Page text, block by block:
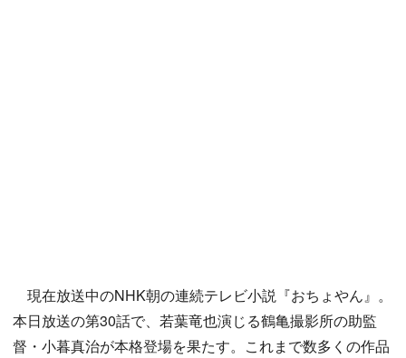
現在放送中のNHK朝の連続テレビ小説『おちょやん』。
本日放送の第30話で、若葉竜也演じる鶴亀撮影所の助監
督・小暮真治が本格登場を果たす。これまで数多くの作品